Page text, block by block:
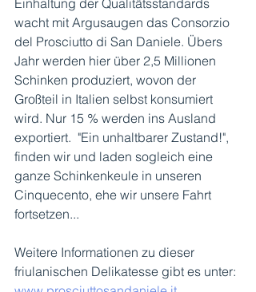
Einhaltung der Qualitätsstandards
wacht mit Argusaugen das Consorzio
del Prosciutto di San Daniele. Übers
Jahr werden hier über 2,5 Millionen
Schinken produziert, wovon der
Großteil in Italien selbst konsumiert
wird. Nur 15 % werden ins Ausland
exportiert.  "Ein unhaltbarer Zustand!",
finden wir und laden sogleich eine
ganze Schinkenkeule in unseren
Cinquecento, ehe wir unsere Fahrt
fortsetzen...
Weitere Informationen zu dieser
friulanischen Delikatesse gibt es unter: